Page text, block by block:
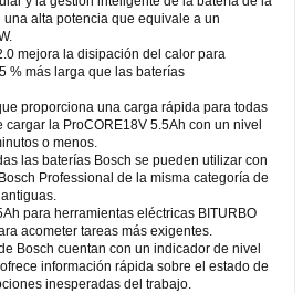
alta potencia que equivale a un
mejora la disipación del calor para
% más larga que las baterías
proporciona una carga rápida para todas
cargar la ProCORE18V 5.5Ah con un nivel
o menos.
las baterías Bosch se pueden utilizar con
Professional de la misma categoría de
para herramientas eléctricas BITURBO
acometer tareas más exigentes.
Bosch cuentan con un indicador de nivel
información rápida sobre el estado de
inesperadas del trabajo.